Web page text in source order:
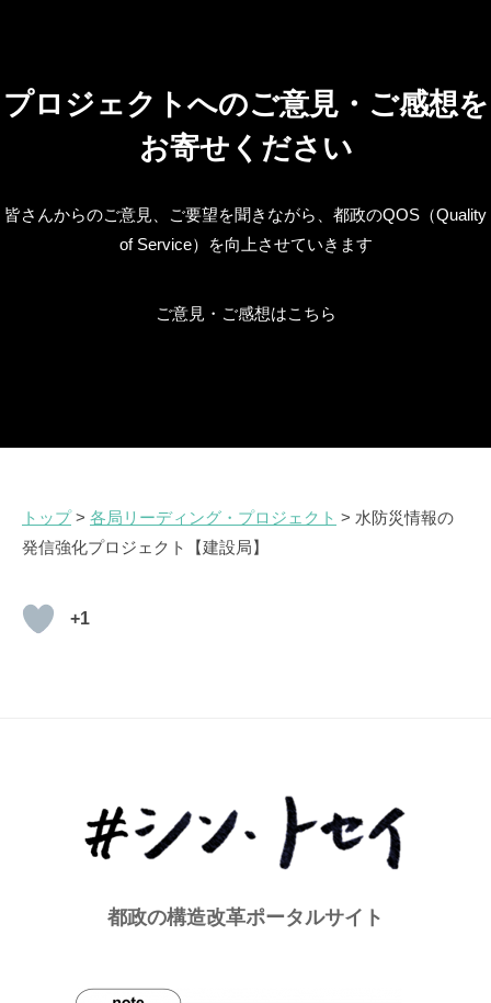
プロジェクトへのご意見・ご感想を
お寄せください
皆さんからのご意見、ご要望を聞きながら、都政のQOS（Quality
of Service）を向上させていきます
ご意見・ご感想はこちら
トップ> 各局リーディング・プロジェクト > 水防災情報の
発信強化プロジェクト【建設局】
+1
都政の構造改革ポータルサイト